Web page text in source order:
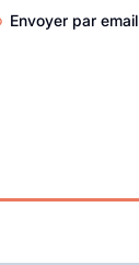
Envoyer par email